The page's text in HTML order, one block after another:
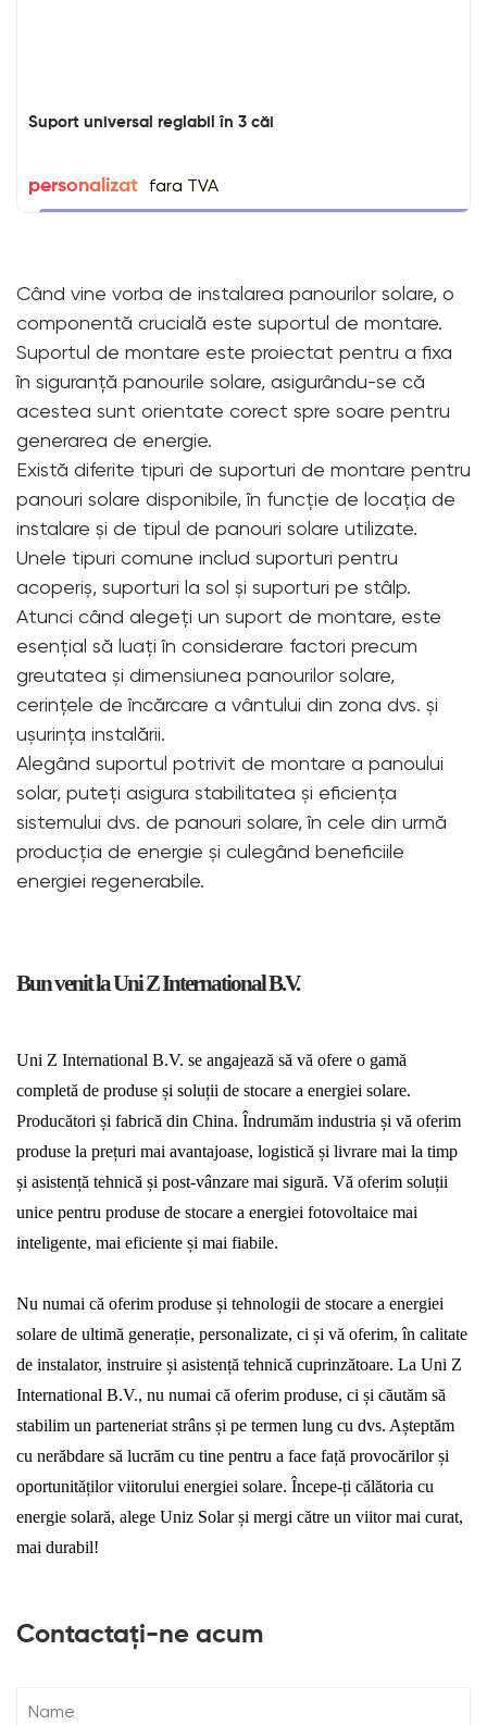
Suport universal reglabil în 3 căi
personalizat fara TVA
Când vine vorba de instalarea panourilor solare, o
componentă crucială este suportul de montare.
Suportul de montare este proiectat pentru a fixa
în siguranță panourile solare, asigurându-se că
acestea sunt orientate corect spre soare pentru
generarea de energie.
Există diferite tipuri de suporturi de montare pentru
panouri solare disponibile, în funcție de locația de
instalare și de tipul de panouri solare utilizate.
Unele tipuri comune includ suporturi pentru
acoperiș, suporturi la sol și suporturi pe stâlp.
Atunci când alegeți un suport de montare, este
esențial să luați în considerare factori precum
greutatea și dimensiunea panourilor solare,
cerințele de încărcare a vântului din zona dvs. și
ușurința instalării.
Alegând suportul potrivit de montare a panoului
solar, puteți asigura stabilitatea și eficiența
sistemului dvs. de panouri solare, în cele din urmă
producția de energie și culegând beneficiile
energiei regenerabile.
Bun venit la Uni Z International B.V.
Uni Z International B.V. se angajează să vă ofere o gamă
completă de produse și soluții de stocare a energiei solare.
Producători și fabrică din China. Îndrumăm industria și vă oferim
produse la prețuri mai avantajoase, logistică și livrare mai la timp
și asistență tehnică și post-vânzare mai sigură. Vă oferim soluții
unice pentru produse de stocare a energiei fotovoltaice mai
inteligente, mai eficiente și mai fiabile.
Nu numai că oferim produse și tehnologii de stocare a energiei
solare de ultimă generație, personalizate, ci și vă oferim, în calitate
de instalator, instruire și asistență tehnică cuprinzătoare. La Uni Z
International B.V., nu numai că oferim produse, ci și căutăm să
stabilim un parteneriat strâns și pe termen lung cu dvs. Așteptăm
cu nerăbdare să lucrăm cu tine pentru a face față provocărilor și
oportunităților viitorului energiei solare. Începe-ți călătoria cu
energie solară, alege Uniz Solar și mergi către un viitor mai curat,
mai durabil!
Contactați-ne acum